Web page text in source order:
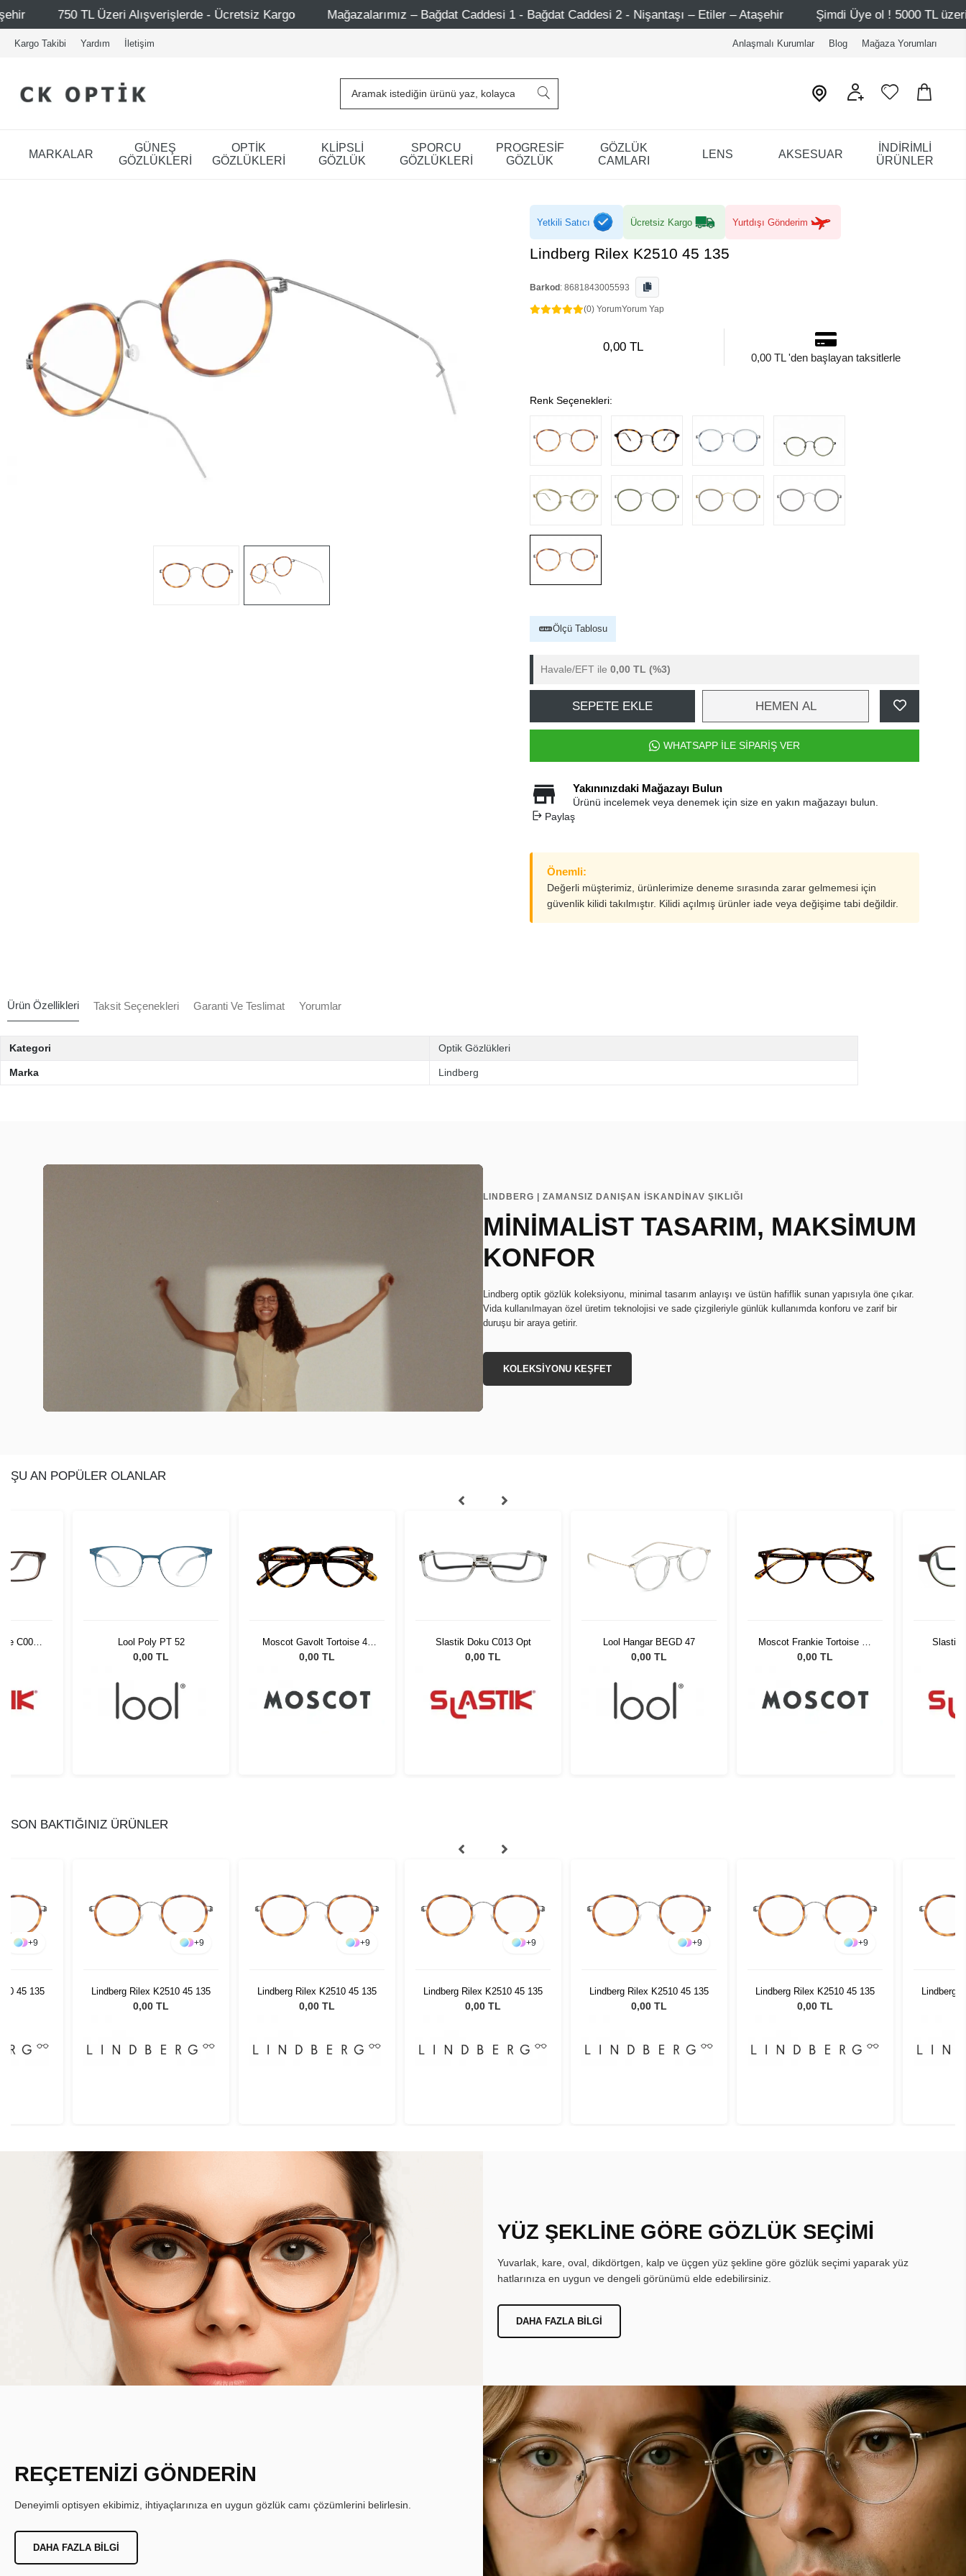
- Ücretsiz Kargo Mağazalarımız – Bağdat Caddesi 1 - Bağdat Caddesi 2 - Nişantaşı – Etiler – Ataşehir Şimdi Üye ol ! 5000 TL üzeri ilk alışverişinde 500 TL
Kargo Takibi Yardım İletişim Anlaşmalı Kurumlar Blog Mağaza Yorumları
MARKALAR
GÜNEŞ
GÖZLÜKLERİ
OPTİK
GÖZLÜKLERİ
KLİPSLİ
GÖZLÜK
SPORCU
GÖZLÜKLERİ
PROGRESİF
GÖZLÜK
GÖZLÜK
CAMLARI
LENS AKSESUAR
İNDİRİMLİ
ÜRÜNLER
Yetkili Satıcı Ücretsiz Kargo Yurtdışı Gönderim
Lindberg Rilex K2510 45 135
Barkod : 8681843005593
(0) YorumYorum Yap
0,00 TL
0,00 TL 'den başlayan taksitlerle
Renk Seçenekleri:
Ölçü Tablosu
Havale/EFT ile 0,00 TL (%3)
SEPETE EKLE HEMEN AL
WHATSAPP İLE SİPARİŞ VER
Yakınınızdaki Mağazayı Bulun
Ürünü incelemek veya denemek için size en yakın mağazayı bulun.
Paylaş
Önemli:
Değerli müşterimiz, ürünlerimize deneme sırasında zarar gelmemesi için
güvenlik kilidi takılmıştır. Kilidi açılmış ürünler iade veya değişime tabi değildir.
Ürün Özellikleri Taksit Seçenekleri Garanti Ve Teslimat Yorumlar
Kategori Optik Gözlükleri
Marka Lindberg
LINDBERG | ZAMANSIZ DANIŞAN İSKANDİNAV ŞIKLIĞI
MİNİMALİST TASARIM, MAKSİMUM
KONFOR
Lindberg optik gözlük koleksiyonu, minimal tasarım anlayışı ve üstün hafiflik sunan yapısıyla öne çıkar.
Vida kullanılmayan özel üretim teknolojisi ve sade çizgileriyle günlük kullanımda konforu ve zarif bir
duruşu bir araya getirir.
KOLEKSİYONU KEŞFET
ŞU AN POPÜLER OLANLAR
C007 Lool Poly PT 52
0,00 TL
Moscot Gavolt Tortoise 45
2002-01
0,00 TL
Slastik Doku C013 Opt
0,00 TL
Lool Hangar BEGD 47
0,00 TL
Moscot Frankie Tortoise 48
2002-01
0,00 TL
Slastik
SON BAKTIĞINIZ ÜRÜNLER
+9
45 135
+9
Lindberg Rilex K2510 45 135
0,00 TL
+9
Lindberg Rilex K2510 45 135
0,00 TL
+9
Lindberg Rilex K2510 45 135
0,00 TL
+9
Lindberg Rilex K2510 45 135
0,00 TL
+9
Lindberg Rilex K2510 45 135
0,00 TL
Lindberg
YÜZ ŞEKLİNE GÖRE GÖZLÜK SEÇİMİ
Yuvarlak, kare, oval, dikdörtgen, kalp ve üçgen yüz şekline göre gözlük seçimi yaparak yüz
hatlarınıza en uygun ve dengeli görünümü elde edebilirsiniz.
DAHA FAZLA BILGI
REÇETENİZİ GÖNDERİN
Deneyimli optisyen ekibimiz, ihtiyaçlarınıza en uygun gözlük camı çözümlerini belirlesin.
DAHA FAZLA BILGI